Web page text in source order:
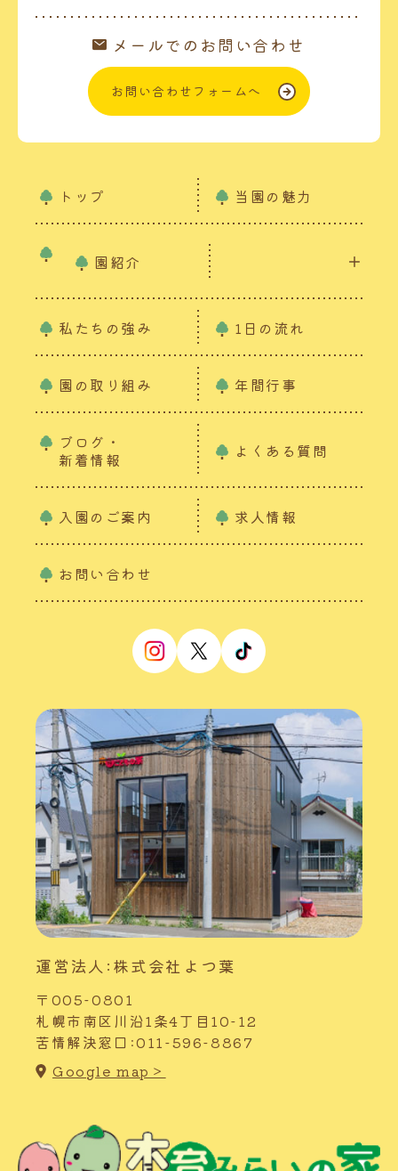
メールでのお問い合わせ
お問い合わせフォームへ
トップ 当園の魅力
園紹介
私たちの強み 1日の流れ
園の取り組み 年間行事
ブログ・
新着情報
よくある質問
入園のご案内 求人情報
お問い合わせ
運営法人:株式会社よつ葉
〒005-0801
札幌市南区川沿1条4丁目10-12
苦情解決窓口:011-596-8867
Google map＞